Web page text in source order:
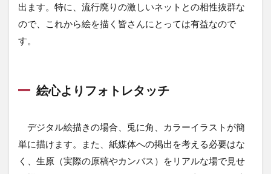
出ます。特に、流行廃りの激しいネットとの相性抜群な
ので、これから絵を描く皆さんにとっては有益なので
す。
絵心よりフォトレタッチ
デジタル絵描きの場合、兎に角、カラーイラストが簡
単に描けます。また、紙媒体への掲出を考える必要はな
く、生原（実際の原稿やカンバス）をリアルな場で見せ